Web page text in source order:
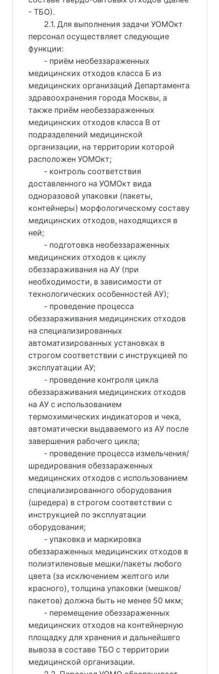
- ТБО).
2.1. Для выполнения задачи УОМОкт
персонал осуществляет следующие
функции:
- приём необеззараженных
медицинских отходов класса Б из
медицинских организаций Департамента
здравоохранения города Москвы, а
также приём необеззараженных
медицинских отходов класса В от
подразделений медицинской
организации, на территории которой
расположен УОМОкт;
- контроль соответствия
доставленного на УОМОкт вида
одноразовой упаковки (пакеты,
контейнеры) морфологическому составу
медицинских отходов, находящихся в
ней;
- подготовка необеззараженных
медицинских отходов к циклу
обеззараживания на АУ (при
необходимости, в зависимости от
технологических особенностей АУ);
- проведение процесса
обеззараживания медицинских отходов
на специализированных
автоматизированных установках в
строгом соответствии с инструкцией по
эксплуатации АУ;
- проведение контроля цикла
обеззараживания медицинских отходов
на АУ с использованием
термохимических индикаторов и чека,
автоматически выдаваемого из АУ после
завершения рабочего цикла;
- проведение процесса измельчения/
шредирования обеззараженных
медицинских отходов с использованием
специализированного оборудования
(шредера) в строгом соответствии с
инструкцией по эксплуатации
оборудования;
- упаковка и маркировка
обеззараженных медицинских отходов в
полиэтиленовые мешки/пакеты любого
цвета (за исключением желтого или
красного), толщина упаковки (мешков/
пакетов) должна быть не менее 50 мкм;
- перемещение обеззараженных
медицинских отходов на контейнерную
площадку для хранения и дальнейшего
вывоза в составе ТБО с территории
медицинской организации.